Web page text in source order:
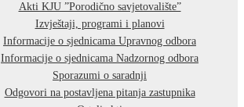
Akti KJU ”Porodično savjetovalište”
Izvještaji, programi i planovi
Informacije o sjednicama Upravnog odbora
Informacije o sjednicama Nadzornog odbora
Sporazumi o saradnji
Odgovori na postavljena pitanja zastupnika